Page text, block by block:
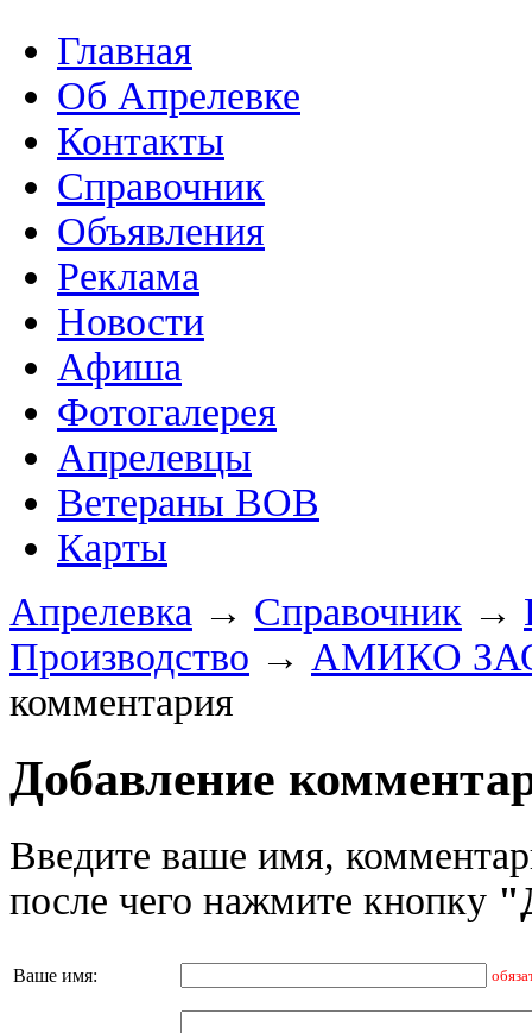
Главная
Об Апрелевке
Контакты
Справочник
Объявления
Реклама
Новости
Афиша
Фотогалерея
Апрелевцы
Ветераны ВОВ
Карты
Апрелевка → Справочник →
Производство → АМИКО
комментария
Добавление
Введите ваше имя,
после чего нажмите кнопку
Ваше имя: